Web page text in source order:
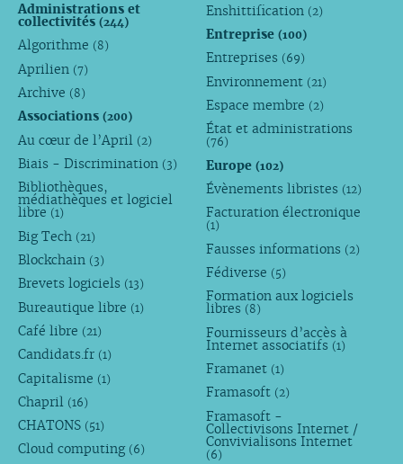
Administrations et
collectivités (244)
Algorithme (8)
Aprilien (7)
Archive (8)
Associations (200)
Au cœur de l’April (2)
Biais - Discrimination (3)
Bibliothèques,
médiathèques et logiciel
libre (1)
Big Tech (21)
Blockchain (3)
Brevets logiciels (13)
Bureautique libre (1)
Café libre (21)
Candidats.fr (1)
Capitalisme (1)
Chapril (16)
CHATONS (51)
Cloud computing (6)
Enshittification (2)
Entreprise(100)
Entreprises (69)
Environnement (21)
Espace membre (2)
État et administrations
(76)
Europe(102)
Évènements libristes (12)
Facturation électronique
(1)
Fausses informations (2)
Fédiverse (5)
Formation aux logiciels
libres (8)
Fournisseurs d’accès à
Internet associatifs (1)
Framanet (1)
Framasoft (2)
Framasoft -
Collectivisons Internet /
Convivialisons Internet
(6)